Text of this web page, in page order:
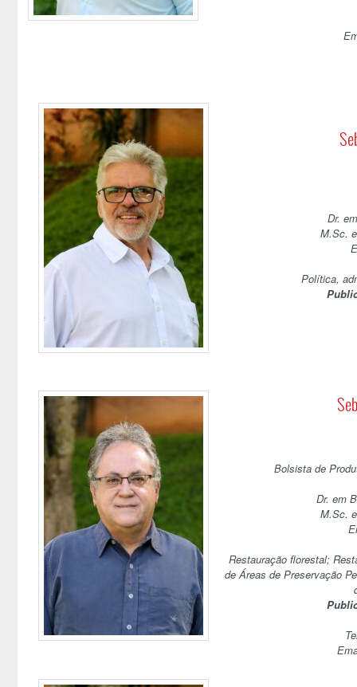
Dr.
M.Sc.
Política,
Bolsista de
Dr. em
M.Sc.
Restauração florestal;
de Áreas de Preservação